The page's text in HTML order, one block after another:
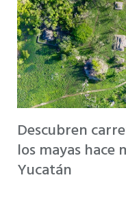
Descubren
los mayas hace
Yucatán